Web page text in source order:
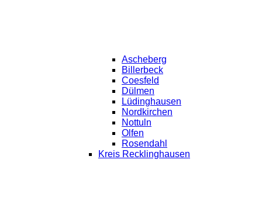
Ascheberg
Billerbeck
Coesfeld
Dülmen
Lüdinghausen
Nordkirchen
Nottuln
Olfen
Rosendahl
Kreis Recklinghausen